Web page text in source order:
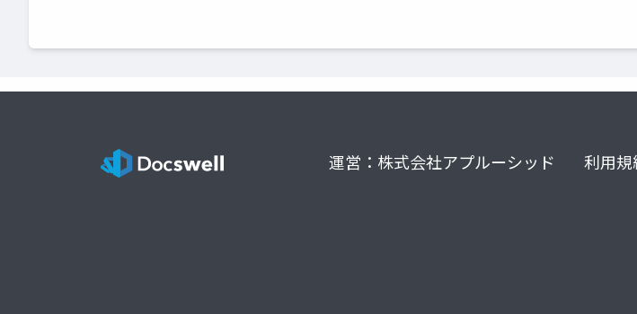
運営：株式会社アプルーシッド 利用規